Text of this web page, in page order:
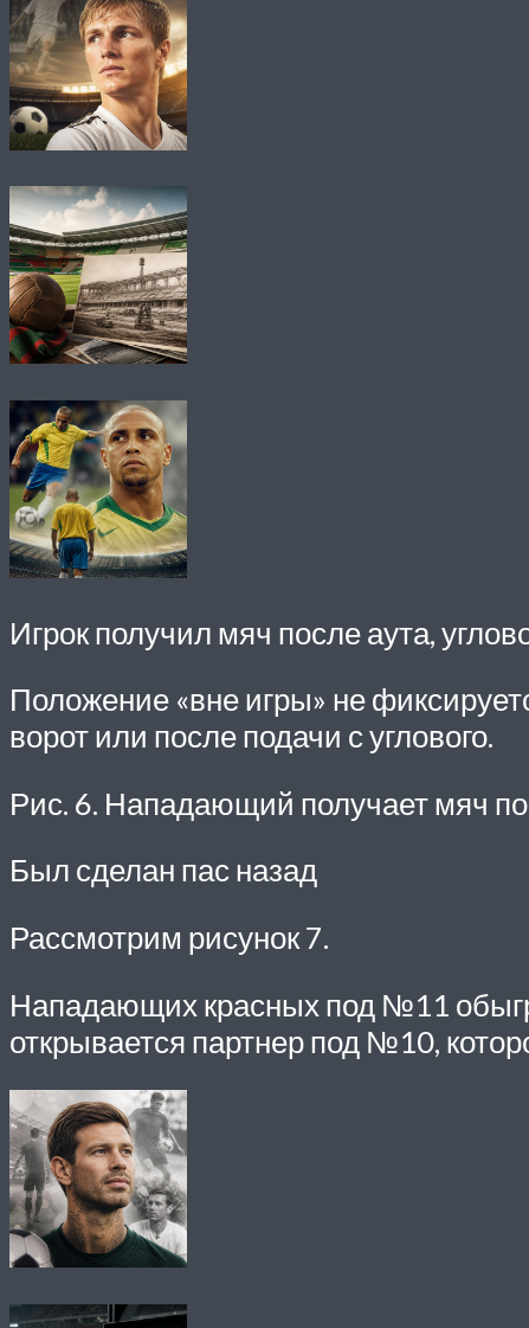
Игрок получил мяч после аута,
Положение «вне игры» не
ворот или после подачи с углового.
Рис. 6. Нападающий получает мяч
Был сделан пас назад
Рассмотрим рисунок 7.
Нападающих красных под №11
открывается партнер под №10,